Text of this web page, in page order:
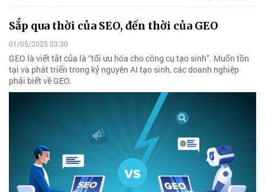
Sắp qua thời của SEO, đến thời của GEO
01/05/2025 03:30
GEO là viết tắt của là “tối ưu hóa cho công cụ tạo sinh”. Muốn tồn
tại và phát triển trong kỷ nguyên AI tạo sinh, các doanh nghiệp
phải biết về GEO.